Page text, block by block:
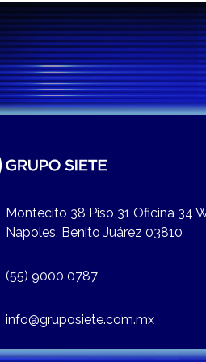
Montecito 38 Piso 31 Oficina 34
Napoles, Benito Juárez 03810
(55) 9000 0787
info@gruposiete.com.mx